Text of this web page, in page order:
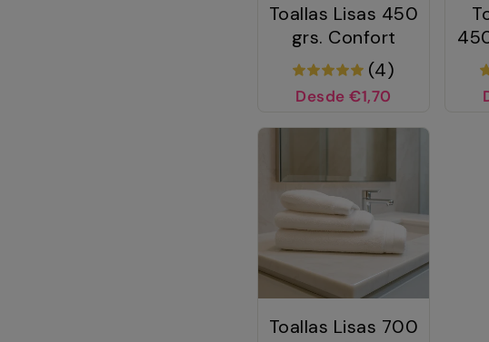
Toallas Lisas 450
grs. Confort
(4)
Desde €1,70
Toallas Lisas 700